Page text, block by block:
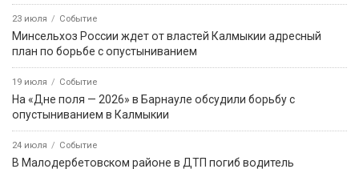
23 июля Событие
Минсельхоз России ждет от властей Калмыкии адресный
план по борьбе с опустыниванием
19 июля Событие
На «Дне поля — 2026» в Барнауле обсудили борьбу с
опустыниванием в Калмыкии
24 июля Событие
В Малодербетовском районе в ДТП погиб водитель